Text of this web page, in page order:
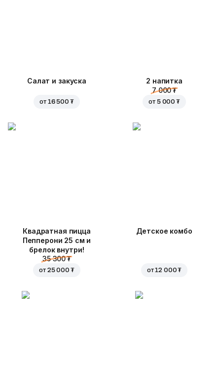
Салат и закуска
от 16 500 ₮
2 напитка
7 000 ₮
от 5 000 ₮
Квадратная пицца
Пепперони 25 см и
брелок внутри!
35 300 ₮
от 25 000 ₮
Детское комбо
от12 000 ₮